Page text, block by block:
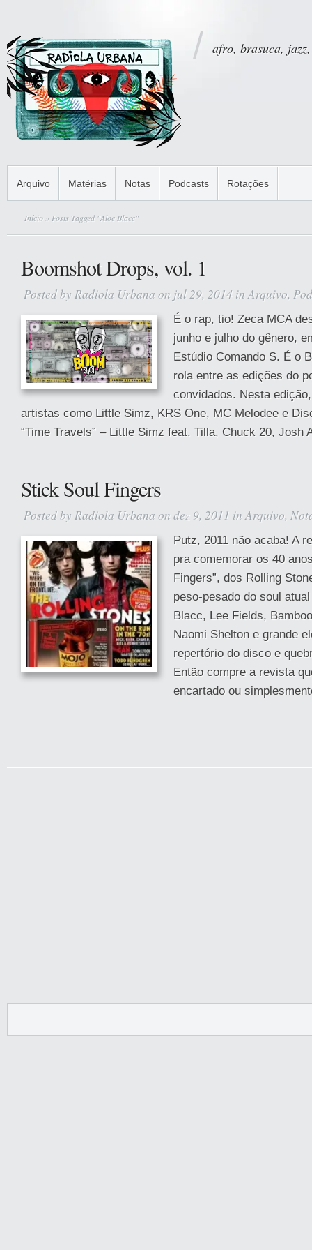
afro, brasuca,
Arquivo Matérias Notas Podcasts Rotações
Início » Posts Tagged "Aloe Blacc"
Boomshot Drops, vol. 1
Posted by Radiola Urbana on jul 29, 2014 inArquivo,
É o rap, tio! Zeca MCA
junho e julho do gênero,
Estúdio Comando S. É o
rola entre as edições do
convidados. Nesta
artistas como Little Simz, KRS One, MC Melodee e
“Time Travels” – Little Simz feat. Tilla, Chuck 20, Josh
Stick Soul Fingers
Posted by Radiola Urbana on dez 9, 2011 inArquivo,
Putz, 2011 não acaba! A
pra comemorar os 40
Fingers”, dos Rolling
peso-pesado do soul
Blacc, Lee Fields,
Naomi Shelton e grande
repertório do disco e
Então compre a revista
encartado ou